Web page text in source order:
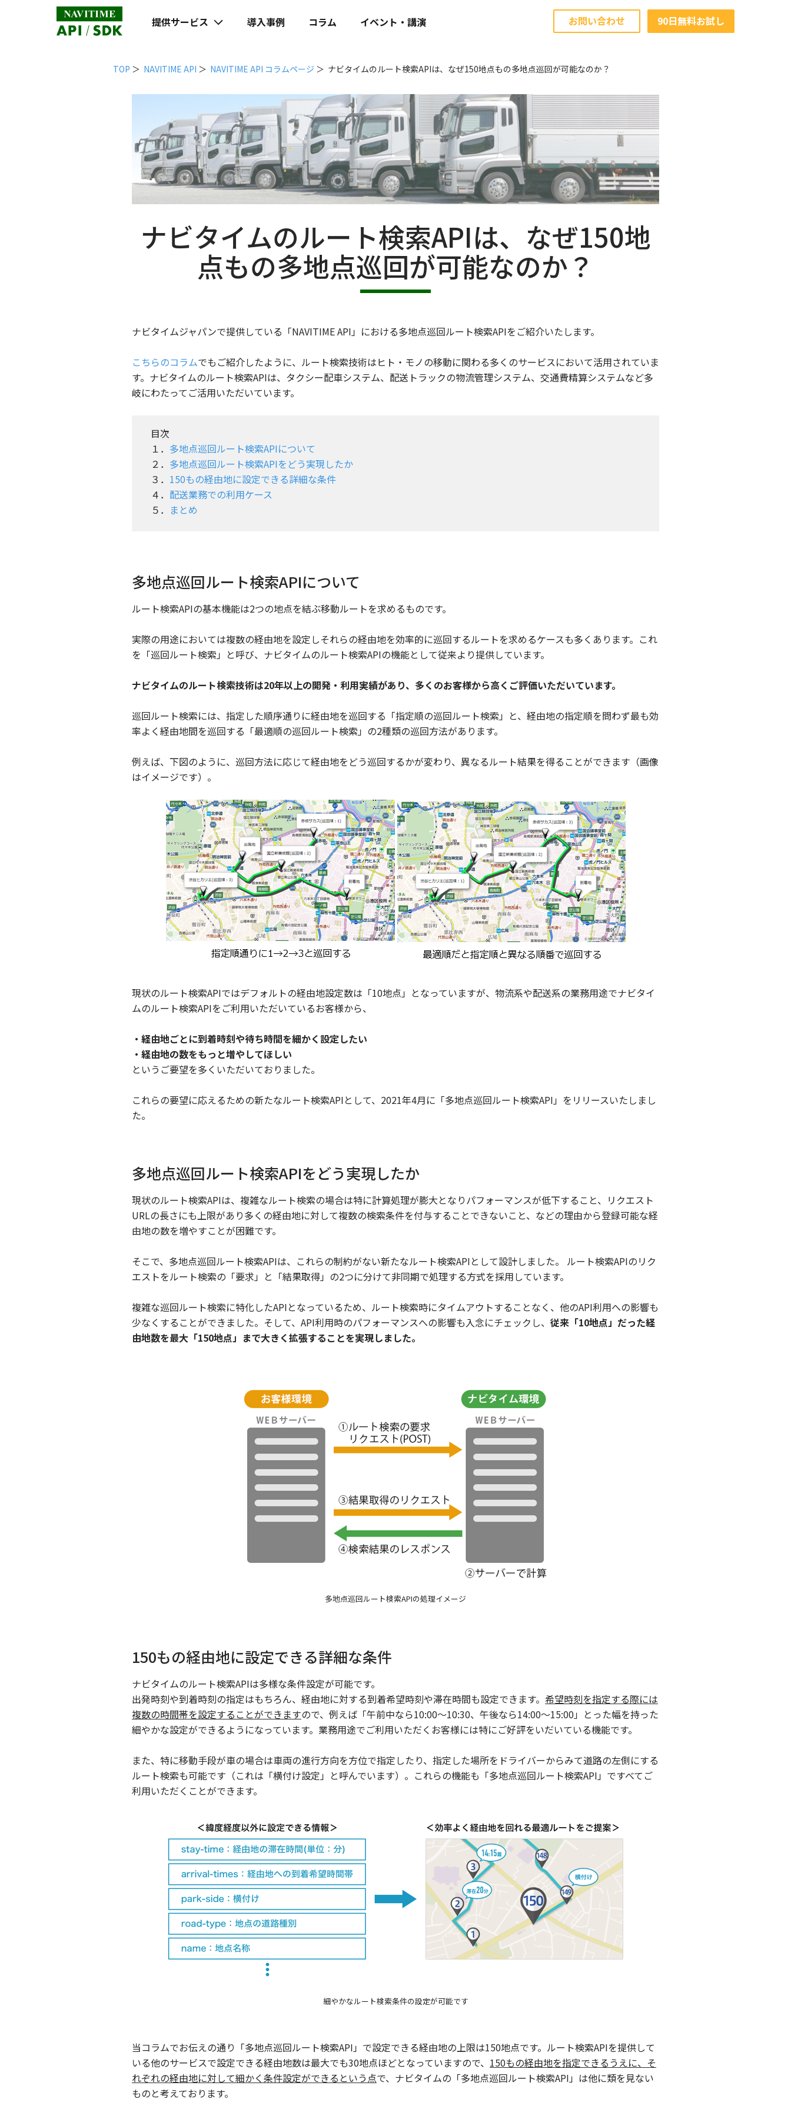
提供サービス 導入事例 コラム イベント・講演 お問い合わせ 90日無料お試し
TOP NAVITIME API NAVITIME API コラムページ ナビタイムのルート検索APIは、なぜ150地点もの多地点巡回が可能なのか？
ナビタイムのルート検索APIは、なぜ150地
点もの多地点巡回が可能なのか？
ナビタイムジャパンで提供している「NAVITIME API」における多地点巡回ルート検索APIをご紹介いたします。
こちらのコラムでもご紹介したように、ルート検索技術はヒト・モノの移動に関わる多くのサービスにおいて活用されていま
す。ナビタイムのルート検索APIは、タクシー配車システム、配送トラックの物流管理システム、交通費精算システムなど多
岐にわたってご活用いただいています。
目次
１． 多地点巡回ルート検索APIについて
２． 多地点巡回ルート検索APIをどう実現したか
３． 150もの経由地に設定できる詳細な条件
４． 配送業務での利用ケース
５． まとめ
多地点巡回ルート検索APIについて
ルート検索APIの基本機能は2つの地点を結ぶ移動ルートを求めるものです。
実際の用途においては複数の経由地を設定しそれらの経由地を効率的に巡回するルートを求めるケースも多くあります。これ
を「巡回ルート検索」と呼び、ナビタイムのルート検索APIの機能として従来より提供しています。
ナビタイムのルート検索技術は20年以上の開発・利用実績があり、多くのお客様から高くご評価いただいています。
巡回ルート検索には、指定した順序通りに経由地を巡回する「指定順の巡回ルート検索」と、経由地の指定順を問わず最も効
率よく経由地間を巡回する「最適順の巡回ルート検索」の2種類の巡回方法があります。
例えば、下図のように、巡回方法に応じて経由地をどう巡回するかが変わり、異なるルート結果を得ることができます（画像
はイメージです）。
現状のルート検索APIではデフォルトの経由地設定数は「10地点」となっていますが、物流系や配送系の業務用途でナビタイ
ムのルート検索APIをご利用いただいているお客様から、
・経由地ごとに到着時刻や待ち時間を細かく設定したい
・経由地の数をもっと増やしてほしい
というご要望を多くいただいておりました。
これらの要望に応えるための新たなルート検索APIとして、2021年4月に「多地点巡回ルート検索API」をリリースいたしまし
た。
多地点巡回ルート検索APIをどう実現したか
現状のルート検索APIは、複雑なルート検索の場合は特に計算処理が膨大となりパフォーマンスが低下すること、リクエスト
URLの長さにも上限があり多くの経由地に対して複数の検索条件を付与することできないこと、などの理由から登録可能な経
由地の数を増やすことが困難です。
そこで、多地点巡回ルート検索APIは、これらの制約がない新たなルート検索APIとして設計しました。 ルート検索APIのリク
エストをルート検索の「要求」と「結果取得」の2つに分けて非同期で処理する方式を採用しています。
複雑な巡回ルート検索に特化したAPIとなっているため、ルート検索時にタイムアウトすることなく、他のAPI利用への影響も
少なくすることができました。そして、API利用時のパフォーマンスへの影響も入念にチェックし、 従来「10地点」だった経
由地数を最大「150地点」まで大きく拡張することを実現しました。
150もの経由地に設定できる詳細な条件
ナビタイムのルート検索APIは多様な条件設定が可能です。
出発時刻や到着時刻の指定はもちろん、経由地に対する到着希望時刻や滞在時間も設定できます。 希望時刻を指定する際には
複数の時間帯を設定することができますので、例えば「午前中なら10:00～10:30、午後なら14:00～15:00」とった幅を持った
細やかな設定ができるようになっています。業務用途でご利用いただくお客様には特にご好評をいだいている機能です。
また、特に移動手段が車の場合は車両の進行方向を方位で指定したり、指定した場所をドライバーからみて道路の左側にする
ルート検索も可能です（これは「横付け設定」と呼んでいます）。これらの機能も「多地点巡回ルート検索API」ですべてご
利用いただくことができます。
当コラムでお伝えの通り「多地点巡回ルート検索API」で設定できる経由地の上限は150地点です。ルート検索APIを提供して
いる他のサービスで設定できる経由地数は最大でも30地点ほどとなっていますので、 150もの経由地を指定できるうえに、そ
れぞれの経由地に対して細かく条件設定ができるという点で、ナビタイムの「多地点巡回ルート検索API」は他に類を見ない
ものと考えております。